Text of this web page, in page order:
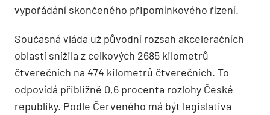
vypořádání skončeného připomínkového řízení.
Současná vláda už původní rozsah akceleračních
oblastí snížila z celkových 2685 kilometrů
čtverečních na 474 kilometrů čtverečních. To
odpovídá přibližně 0,6 procenta rozlohy České
republiky. Podle Červeného má být legislativa